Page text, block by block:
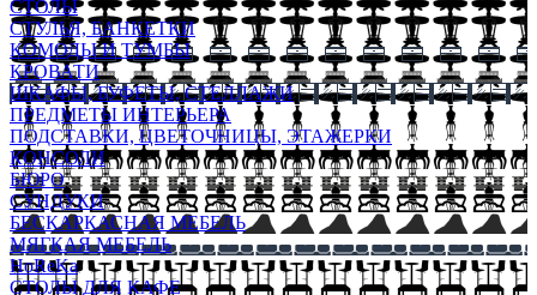
СТОЛЫ
СТУЛЬЯ, БАНКЕТКИ
КОМОДЫ И ТУМБЫ
КРОВАТИ
ШКАФЫ, БУФЕТЫ, СТЕЛЛАЖИ
ПРЕДМЕТЫ ИНТЕРЬЕРА
ПОДСТАВКИ, ЦВЕТОЧНИЦЫ, ЭТАЖЕРКИ
КОНСОЛИ
БЮРО
СУНДУКИ
БЕСКАРКАСНАЯ МЕБЕЛЬ
МЯГКАЯ МЕБЕЛЬ
HoReKa
СТОЛЫ ДЛЯ КАФЕ